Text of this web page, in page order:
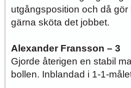
utgångsposition och då
gärna sköta det jobbet.
Alexander Fransson – 3
Gjorde återigen en stabil
bollen. Inblandad i 1-1-